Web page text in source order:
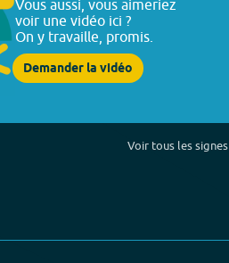
Vous aussi, vous aimeriez
voir une vidéo ici ?
On y travaille, promis.
Demander la vidéo
Voir tous les signes